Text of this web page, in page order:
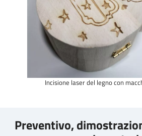
Incisione laser del legno con
Preventivo,